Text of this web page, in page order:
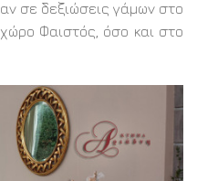
σε δεξιώσεις γάμων στο
χώρο Φαιστός, όσο και στο